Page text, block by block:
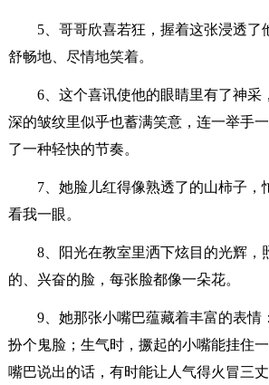
5、哥哥欣喜若狂，握着这张浸透了
舒畅地、尽情地笑着。
6、这个喜讯使他的眼睛里有了神采
深的皱纹里似乎也蓄满笑意，连一举手
了一种轻快的节奏。
7、她脸儿红得像熟透了的山柿子，
看我一眼。
8、阳光在教室里洒下炫目的光辉，
的、兴奋的脸，每张脸都像一朵花。
9、她那张小嘴巴蕴藏着丰富的表情
扮个鬼脸；生气时，撅起的小嘴能挂住
嘴巴说出的话，有时能让人气得火冒三